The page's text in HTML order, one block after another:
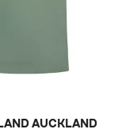
AUCKLAND